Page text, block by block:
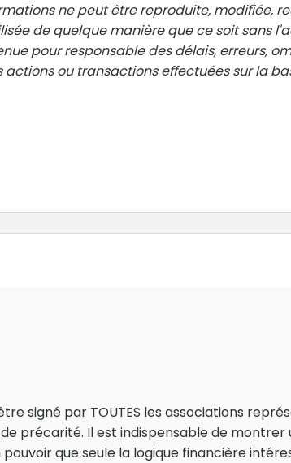
ne peut être reproduite, modifiée,
de quelque manière que ce soit sans
pour responsable des délais, erreurs,
ou transactions effectuées sur la
signé par TOUTES les associations
précarité. Il est indispensable de montrer
que seule la logique financière